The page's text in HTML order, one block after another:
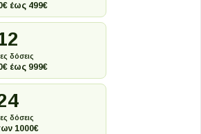
έως 499€
δόσεις
έως 999€
δόσεις
1000€